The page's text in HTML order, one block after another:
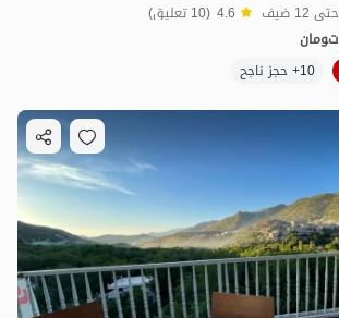
4.6 (10 تعليق)
تومان
10+ حجز ناجح